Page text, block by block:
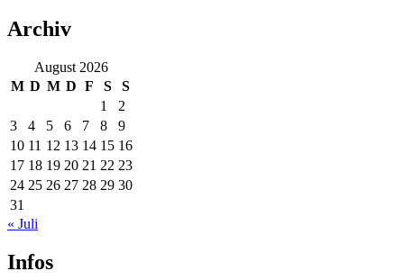
Archiv
August 2026
M D M D F S
S
1
2
3
4 5 6 7 8
9
10 11 12 13 14 15 16
17 18 19 20 21 22 23
24 25 26 27 28 29 30
31
« Juli
Infos